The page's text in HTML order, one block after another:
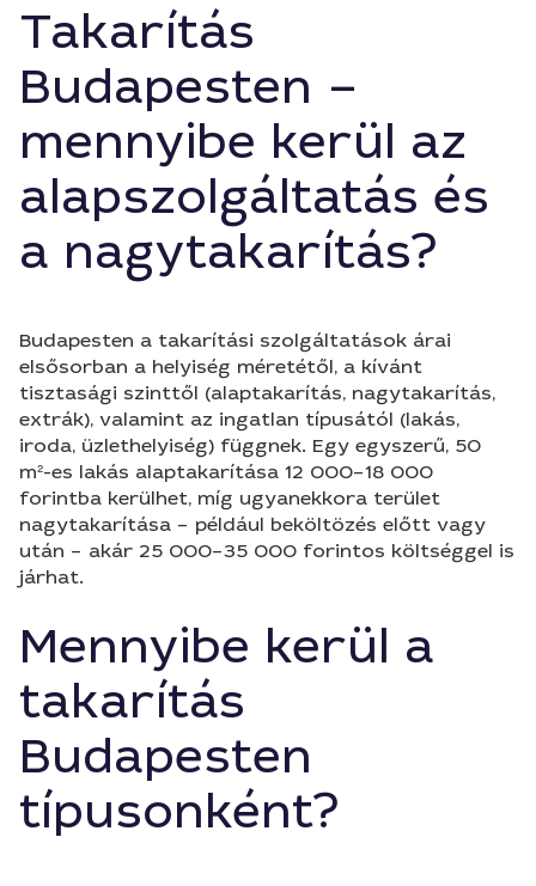
Takarítás
Budapesten –
mennyibe kerül az
alapszolgáltatás és
a nagytakarítás?
Budapesten a takarítási szolgáltatások árai
elsősorban a helyiség méretétől, a kívánt
tisztasági szinttől (alaptakarítás, nagytakarítás,
extrák), valamint az ingatlan típusától (lakás,
iroda, üzlethelyiség) függnek. Egy egyszerű, 50
m²-es lakás alaptakarítása 12 000–18 000
forintba kerülhet, míg ugyanekkora terület
nagytakarítása – például beköltözés előtt vagy
után – akár 25 000–35 000 forintos költséggel is
járhat.
Mennyibe kerül a
takarítás
Budapesten
típusonként?